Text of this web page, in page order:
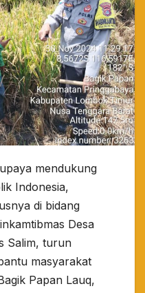
mendukung
Indonesia,
di bidang
Desa
Salim, turun
masyarakat
Papan Lauq,